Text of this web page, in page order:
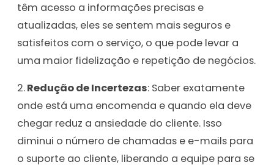
têm acesso a informações precisas e
atualizadas, eles se sentem mais seguros e
satisfeitos com o serviço, o que pode levar a
uma maior fidelização e repetição de negócios.
2.Redução de Incertezas: Saber exatamente
onde está uma encomenda e quando ela deve
chegar reduz a ansiedade do cliente. Isso
diminui o número de chamadas e e-mails para
o suporte ao cliente, liberando a equipe para se